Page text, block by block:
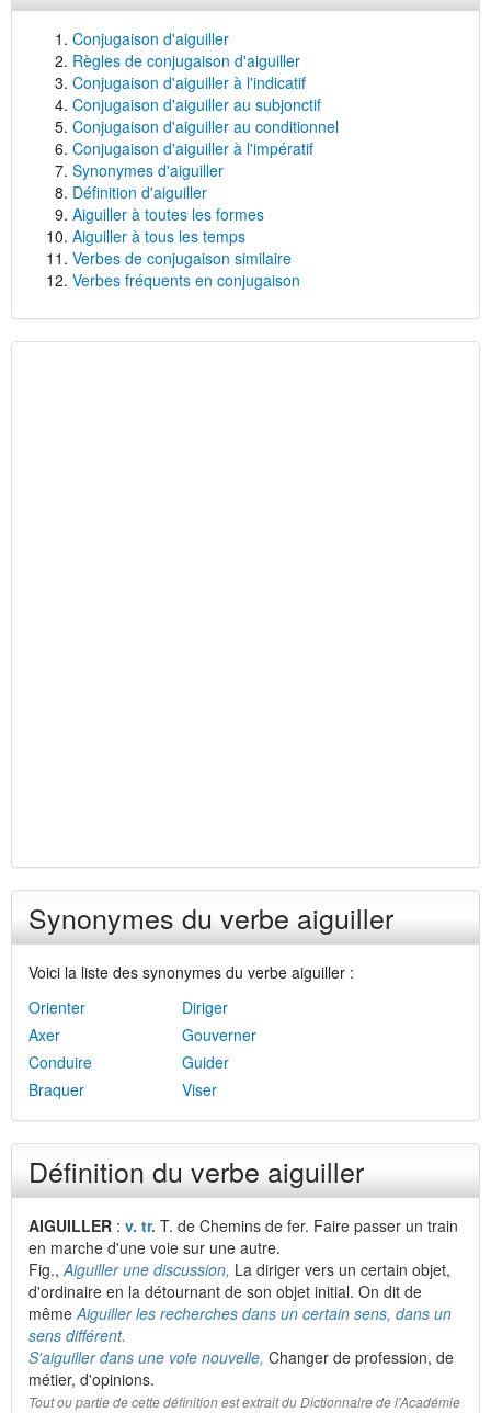
Conjugaison d'aiguiller
Règles de conjugaison d'aiguiller
Conjugaison d'aiguiller à l'indicatif
Conjugaison d'aiguiller au subjonctif
Conjugaison d'aiguiller au conditionnel
Conjugaison d'aiguiller à l'impératif
Synonymes d'aiguiller
Définition d'aiguiller
Aiguiller à toutes les formes
Aiguiller à tous les temps
Verbes de conjugaison similaire
Verbes fréquents en conjugaison
Synonymes du verbe aiguiller
Voici la liste des synonymes du verbe aiguiller :
Orienter
Diriger
Axer
Gouverner
Conduire
Guider
Braquer
Viser
Définition du verbe aiguiller
AIGUILLER : v. tr. T. de Chemins de fer. Faire passer un train
en marche d'une voie sur une autre.
Fig.,Aiguiller une discussion, La diriger vers un certain objet,
d'ordinaire en la détournant de son objet initial. On dit de
mêmeAiguiller les recherches dans un certain sens, dans un
sens différent.
S'aiguiller dans une voie nouvelle, Changer de profession, de
métier, d'opinions.
Tout ou partie de cette définition est extrait du Dictionnaire de l'Académie